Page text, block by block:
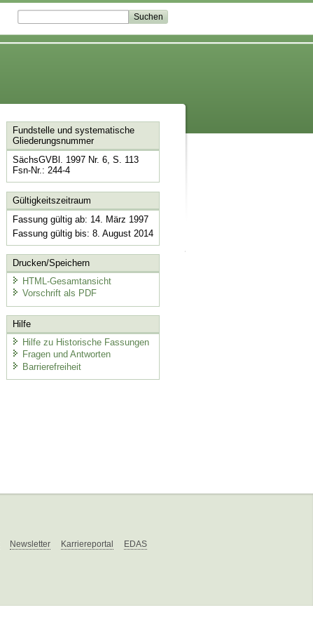
Fundstelle und systematische
Gliederungsnummer
SächsGVBl. 1997 Nr. 6, S. 113
Fsn-Nr.: 244-4
Gültigkeitszeitraum
Fassung gültig ab: 14. März 1997
Fassung gültig bis: 8. August 2014
Drucken/Speichern
HTML-Gesamtansicht
Vorschrift als PDF
Hilfe
Hilfe zu Historische Fassungen
Fragen und Antworten
Barrierefreiheit
Newsletter Karriereportal EDAS